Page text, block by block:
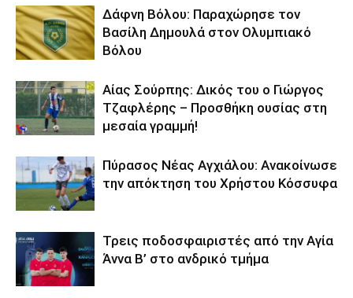
Δάφνη Βόλου: Παραχώρησε τον
Βασίλη Δημουλά στον Ολυμπιακό
Βόλου
Αίας Σούρπης: Δικός του ο Γιώργος
Τζαφλέρης – Προσθήκη ουσίας στη
μεσαία γραμμή!
Πύρασος Νέας Αγχιάλου: Ανακοίνωσε
την απόκτηση του Χρήστου Κόσσυφα
Τρεις ποδοσφαιριστές από την Αγία
Άννα Β’ στο ανδρικό τμήμα